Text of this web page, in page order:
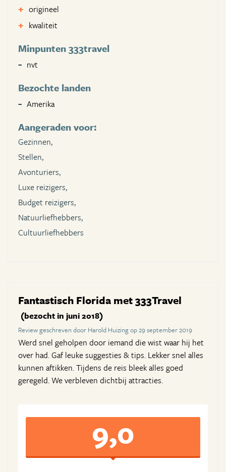
origineel
kwaliteit
Minpunten 333travel
nvt
Bezochte landen
Amerika
Aangeraden voor:
Gezinnen,
Stellen,
Avonturiers,
Luxe reizigers,
Budget reizigers,
Natuurliefhebbers,
Cultuurliefhebbers
Fantastisch Florida met 333Travel
(bezocht in juni 2018)
Review geschreven door Harold Huizing op 29 september 2019
Werd snel geholpen door iemand die wist waar hij het
over had. Gaf leuke suggesties & tips. Lekker snel alles
kunnen aftikken. Tijdens de reis bleek alles goed
geregeld. We verbleven dichtbij attracties.
9,0